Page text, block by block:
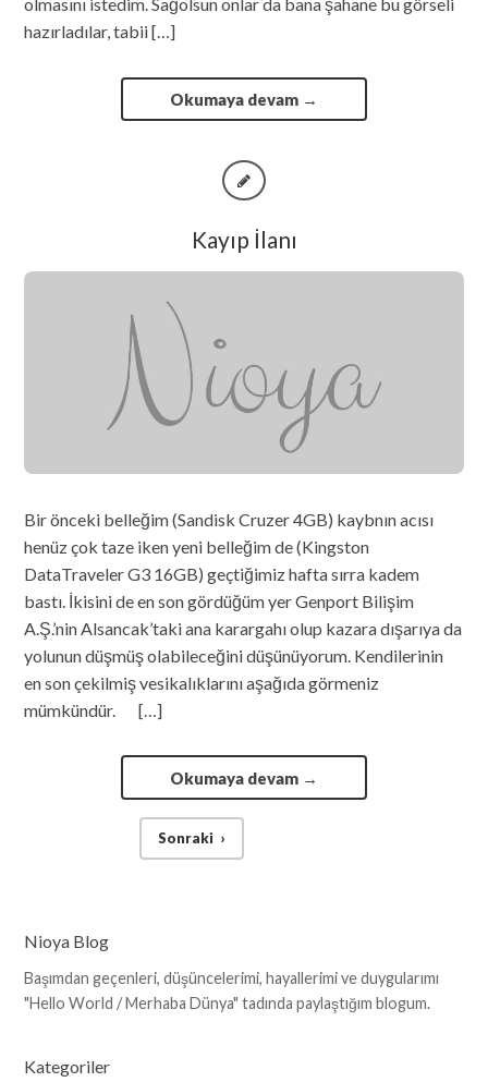
hazırladılar, tabii […]
Okumaya devam →
Kayıp İlanı
Bir önceki belleğim (Sandisk Cruzer 4GB) kaybnın acısı
henüz çok taze iken yeni belleğim de (Kingston
DataTraveler G3 16GB) geçtiğimiz hafta sırra kadem
bastı. İkisini de en son gördüğüm yer Genport Bilişim
A.Ş.’nin Alsancak’taki ana karargahı olup kazara dışarıya da
yolunun düşmüş olabileceğini düşünüyorum. Kendilerinin
en son çekilmiş vesikalıklarını aşağıda görmeniz
mümkündür. […]
Okumaya devam →
Sonraki ›
Nioya Blog
Başımdan geçenleri, düşüncelerimi, hayallerimi ve duygularımı
"Hello World / Merhaba Dünya" tadında paylaştığım blogum.
Kategoriler